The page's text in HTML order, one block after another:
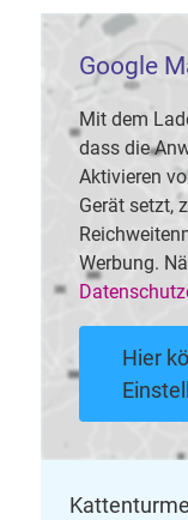
Google
Mit dem
dass die
Aktivieren
Gerät setzt,
Werbung.
Hier